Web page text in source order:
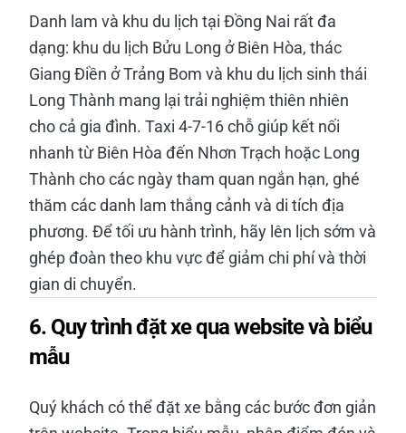
Danh lam và khu du lịch tại Đồng Nai rất đa
dạng: khu du lịch Bửu Long ở Biên Hòa, thác
Giang Điền ở Trảng Bom và khu du lịch sinh thái
Long Thành mang lại trải nghiệm thiên nhiên
cho cả gia đình. Taxi 4-7-16 chỗ giúp kết nối
nhanh từ Biên Hòa đến Nhơn Trạch hoặc Long
Thành cho các ngày tham quan ngắn hạn, ghé
thăm các danh lam thắng cảnh và di tích địa
phương. Để tối ưu hành trình, hãy lên lịch sớm và
ghép đoàn theo khu vực để giảm chi phí và thời
gian di chuyển.
6. Quy trình đặt xe qua website và biểu
mẫu
Quý khách có thể đặt xe bằng các bước đơn giản